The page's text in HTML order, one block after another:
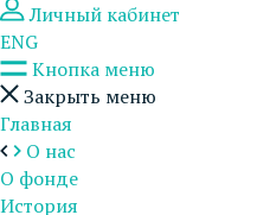
Личный кабинет
ENG
Кнопка меню
Закрыть меню
Главная
О нас
О фонде
История